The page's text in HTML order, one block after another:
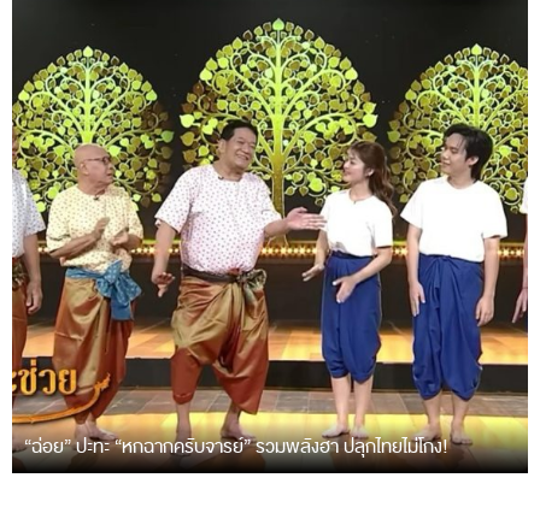
“ฉ่อย” ปะทะ “หกฉากครับจารย์” รวมพลังฮา ปลุกไทยไม่โกง!